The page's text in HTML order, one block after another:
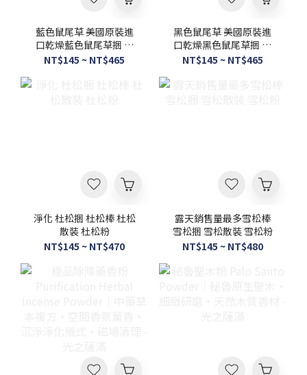
藍色鼠尾草 美國原裝進
口乾燥藍色鼠尾草捆 散
葉 粉招財鼠尾草活化停
NT$145 ~ NT$465
黑色鼠尾草 美國原裝進
口乾燥黑色鼠尾草捆 散
葉 粉 夢幻鼠尾草清除深
NT$145 ~ NT$465
淨化 杜松捆 杜松棒 杜松
散裝 杜松粉
NT$145 ~ NT$470
露天銷售量最多雪松棒
雪松捆 雪松散裝 雪松粉
NT$145 ~ NT$480